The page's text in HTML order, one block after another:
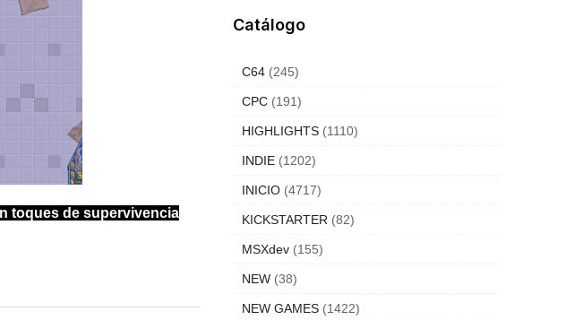
toques de supervivencia
Catálogo
C64 (245)
CPC (191)
HIGHLIGHTS (1110)
INDIE (1202)
INICIO (4717)
KICKSTARTER (82)
MSXdev (155)
NEW (38)
NEW GAMES (1422)